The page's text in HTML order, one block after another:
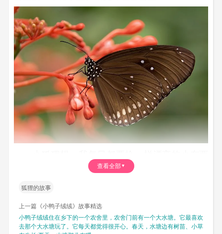
返来，放到箱子里，让它成为一个百宝箱。
第二天，小狐狸的运气很好，它捡到了一个
第三天，它捡到了一个从树上掉下来的松
球。小狐狸把松球捡起来，仔细地看了看，它大
查看全部
狐狸的故事
上一篇《小鸭子绒绒》故事精选
小鸭子绒绒住在乡下的一个农舍里，农舍门前有一个大水塘。它最喜欢
去那个大水塘玩了。它每天都觉得很开心。春天，水塘边有树苗、小草